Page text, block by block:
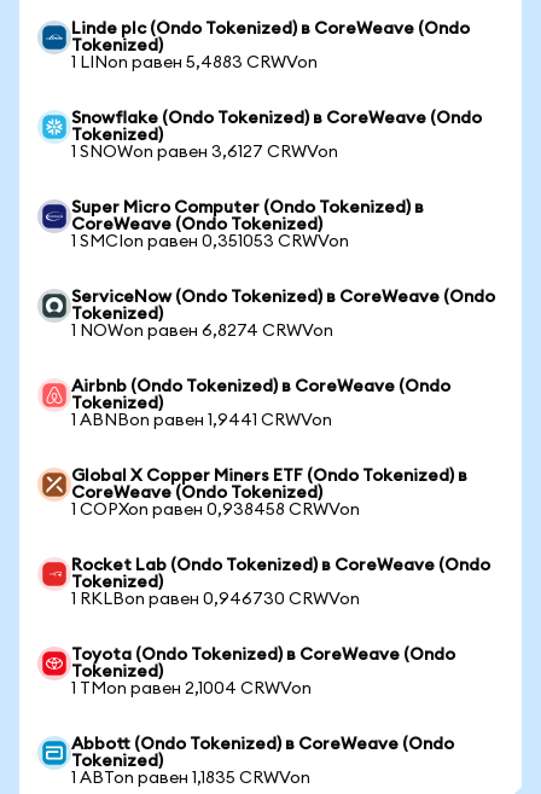
Linde plc (Ondo Tokenized) в CoreWeave (Ondo
Tokenized)
1 LINon равен 5,4883 CRWVon
Snowflake (Ondo Tokenized) в CoreWeave (Ondo
Tokenized)
1 SNOWon равен 3,6127 CRWVon
Super Micro Computer (Ondo Tokenized) в
CoreWeave (Ondo Tokenized)
1 SMCIon равен 0,351053 CRWVon
ServiceNow (Ondo Tokenized) в CoreWeave (Ondo
Tokenized)
1 NOWon равен 6,8274 CRWVon
Airbnb (Ondo Tokenized) в CoreWeave (Ondo
Tokenized)
1 ABNBon равен 1,9441 CRWVon
Global X Copper Miners ETF (Ondo Tokenized) в
CoreWeave (Ondo Tokenized)
1 COPXon равен 0,938458 CRWVon
Rocket Lab (Ondo Tokenized) в CoreWeave (Ondo
Tokenized)
1 RKLBon равен 0,946730 CRWVon
Toyota (Ondo Tokenized) в CoreWeave (Ondo
Tokenized)
1 TMon равен 2,1004 CRWVon
Abbott (Ondo Tokenized) в CoreWeave (Ondo
Tokenized)
1 ABTon равен 1,1835 CRWVon